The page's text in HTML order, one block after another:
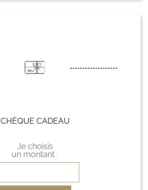
CHÈQUE CADEAU
Je choisis
un montant :